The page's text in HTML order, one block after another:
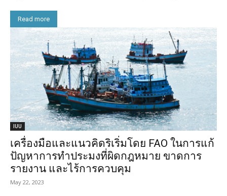
Read more
IUU
เครื่องมือและแนวคิดริเริ่มโดย FAO ในการแก้
ปัญหาการทำประมงที่ผิดกฎหมาย ขาดการ
รายงาน และไร้การควบคุม
May 22, 2023